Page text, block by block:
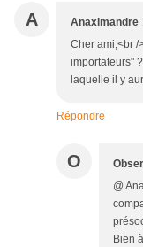
A Anaximandre
Cher ami,<br /
importateurs"
laquelle il y
Répondre
O
@
Bien